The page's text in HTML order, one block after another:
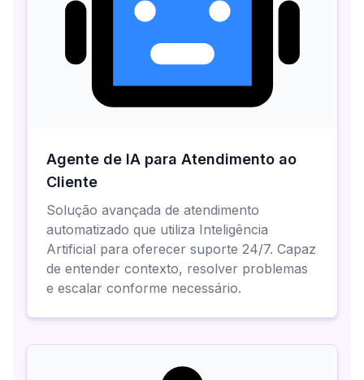
Agente de IA para Atendimento ao
Cliente
Solução avançada de atendimento
automatizado que utiliza Inteligência
Artificial para oferecer suporte 24/7. Capaz
de entender contexto, resolver problemas
e escalar conforme necessário.